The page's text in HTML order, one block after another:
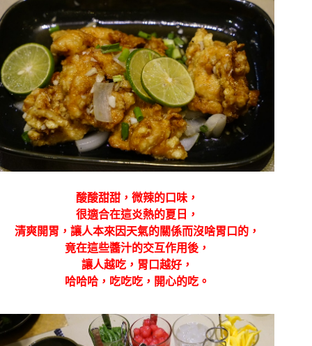
酸酸甜甜，微辣的口味，
很適合在這炎熱的夏日，
清爽開胃，讓人本來因天氣的關係而沒啥胃口的，
竟在這些醬汁的交互作用後，
讓人越吃，胃口越好，
哈哈哈，吃吃吃，開心的吃。